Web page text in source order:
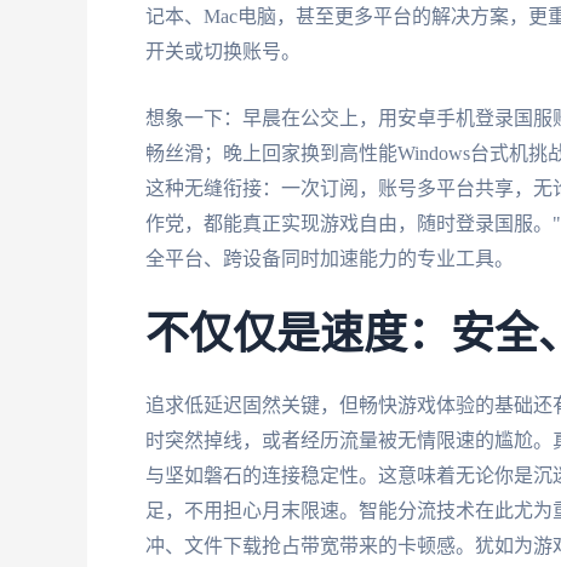
记本、Mac电脑，甚至更多平台的解决方案，
开关或切换账号。
想象一下：早晨在公交上，用安卓手机登录国
畅丝滑；晚上回家换到高性能Windows台式机挑
这种无缝衔接：一次订阅，账号多平台共享，
作党，都能真正实现游戏自由，随时登录国服。"
全平台、跨设备同时加速能力的专业工具。
不仅仅是速度：安全
追求低延迟固然关键，但畅快游戏体验的基础
时突然掉线，或者经历流量被无情限速的尴尬
与坚如磐石的连接稳定性。这意味着无论你是
足，不用担心月末限速。智能分流技术在此尤
冲、文件下载抢占带宽带来的卡顿感。犹如为